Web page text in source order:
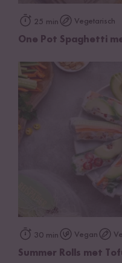
25 min Vegetarisch
One Pot Spaghetti
30 min Vegan
Summer Rolls met